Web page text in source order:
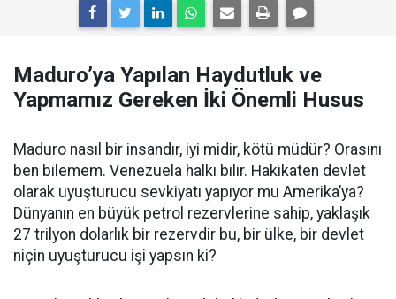
Maduro’ya Yapılan Haydutluk ve
Yapmamız Gereken İki Önemli Husus
Maduro nasıl bir insandır, iyi midir, kötü müdür? Orasını
ben bilemem. Venezuela halkı bilir. Hakikaten devlet
olarak uyuşturucu sevkiyatı yapıyor mu Amerika’ya?
Dünyanın en büyük petrol rezervlerine sahip, yaklaşık
27 trilyon dolarlık bir rezervdir bu, bir ülke, bir devlet
niçin uyuşturucu işi yapsın ki?